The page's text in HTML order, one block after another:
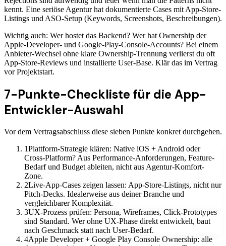
kennt. Eine seriöse Agentur hat dokumentierte Cases mit App-Store-
Listings und ASO-Setup (Keywords, Screenshots, Beschreibungen).
Wichtig auch: Wer hostet das Backend? Wer hat Ownership der
Apple-Developer- und Google-Play-Console-Accounts? Bei einem
Anbieter-Wechsel ohne klare Ownership-Trennung verlierst du oft
App-Store-Reviews und installierte User-Base. Klär das im Vertrag
vor Projektstart.
7-Punkte-Checkliste für die App-
Entwickler-Auswahl
Vor dem Vertragsabschluss diese sieben Punkte konkret durchgehen.
1Plattform-Strategie klären: Native iOS + Android oder
Cross-Platform? Aus Performance-Anforderungen, Feature-
Bedarf und Budget ableiten, nicht aus Agentur-Komfort-
Zone.
2Live-App-Cases zeigen lassen: App-Store-Listings, nicht nur
Pitch-Decks. Idealerweise aus deiner Branche und
vergleichbarer Komplexität.
3UX-Prozess prüfen: Persona, Wireframes, Click-Prototypes
sind Standard. Wer ohne UX-Phase direkt entwickelt, baut
nach Geschmack statt nach User-Bedarf.
4Apple Developer + Google Play Console Ownership: alle